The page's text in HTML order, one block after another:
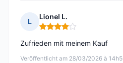
L
Lionel L.
Hinweis: 4 von 5
Veröffentlicht am 28/03/2026 à
Zufrieden mit meinem Kauf